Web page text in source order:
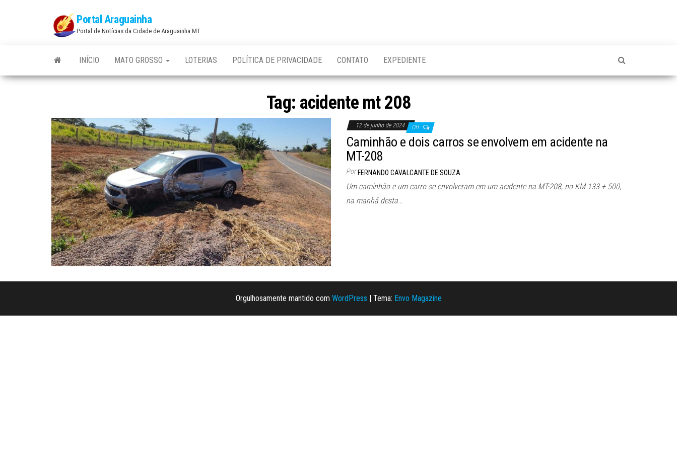
Portal Araguainha
Portal de Notícias da Cidade de Araguainha MT
INÍCIO MATO GROSSO LOTERIAS POLÍTICA DE PRIVACIDADE CONTATO EXPEDIENTE
Tag: acidente mt 208
12 de junho de 2024 Off
Caminhão e dois carros se envolvem em acidente na
MT-208
Por FERNANDO CAVALCANTE DE SOUZA
Um caminhão e um carro se envolveram em um acidente na MT-208, no KM 133 + 500,
na manhã desta…
Orgulhosamente mantido com WordPress | Tema: Envo Magazine